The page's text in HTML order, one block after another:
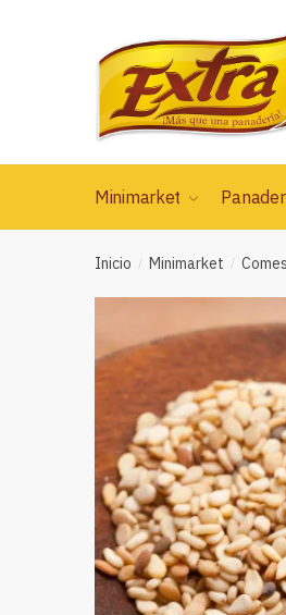
Minimarket
Inicio / Minimarket /